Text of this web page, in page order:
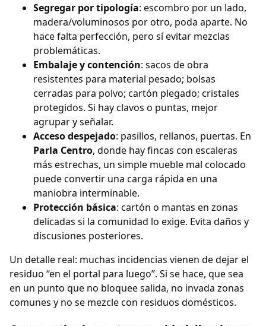
Segregar por tipología: escombro por un lado,
madera/voluminosos por otro, poda aparte. No
hace falta perfección, pero sí evitar mezclas
problemáticas.
Embalaje y contención: sacos de obra
resistentes para material pesado; bolsas
cerradas para polvo; cartón plegado; cristales
protegidos. Si hay clavos o puntas, mejor
agrupar y señalar.
Acceso despejado: pasillos, rellanos, puertas. En
Parla Centro, donde hay fincas con escaleras
más estrechas, un simple mueble mal colocado
puede convertir una carga rápida en una
maniobra interminable.
Protección básica: cartón o mantas en zonas
delicadas si la comunidad lo exige. Evita daños y
discusiones posteriores.
Un detalle real: muchas incidencias vienen de dejar el
residuo “en el portal para luego”. Si se hace, que sea
en un punto que no bloquee salida, no invada zonas
comunes y no se mezcle con residuos domésticos.